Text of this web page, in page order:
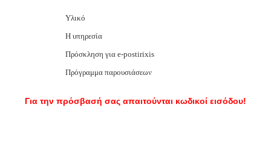
Υλικό
Η υπηρεσία
Πρόσκληση για e-postirixis
Πρόγραμμα παρουσιάσεων
Για την πρόσβασή σας απαιτούνται κωδικοί εισόδου!